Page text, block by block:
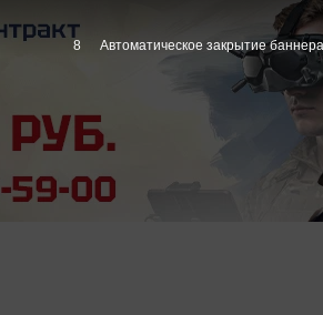
7 Автоматическое закрытие